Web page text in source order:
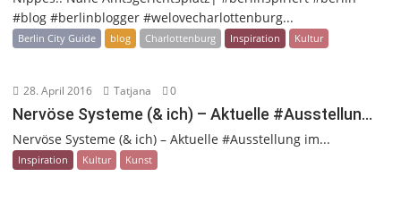
#blog #berlinblogger #welovecharlottenburg...
Berlin City Guide blog Charlottenburg Inspiration Kultur
28. April 2016 Tatjana 0
Nervöse Systeme (& ich) – Aktuelle #Ausstellun…
Nervöse Systeme (& ich) – Aktuelle #Ausstellung im...
Inspiration Kultur Kunst